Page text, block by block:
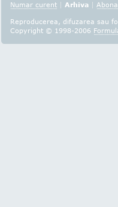
Numar curent | Arhiva |
Reproducerea, difuzarea sau
Copyright © 1998-2006